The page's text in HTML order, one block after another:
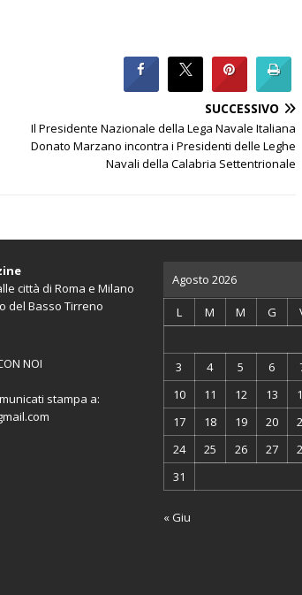
SUCCESSIVO
Il Presidente Nazionale della Lega Navale Italiana
Donato Marzano incontra i Presidenti delle Leghe
Navali della Calabria Settentrionale
città di Roma e Milano
del Basso Tirreno
NOI
stampa a:
Agosto 2026
L M M G
3
4 5 6
10
11 12 13
17
18 19 20
24
25 26 27
31
« Giu